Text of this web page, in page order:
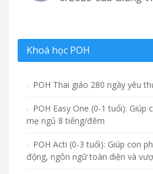
Khoá học POH
POH Thai giáo 280 ngày yêu
POH Easy One (0-1 tuổi): Giúp
mẹ ngủ 8 tiếng/đêm
POH Acti (0-3 tuổi): Giúp con
động, ngôn ngữ toàn diện và